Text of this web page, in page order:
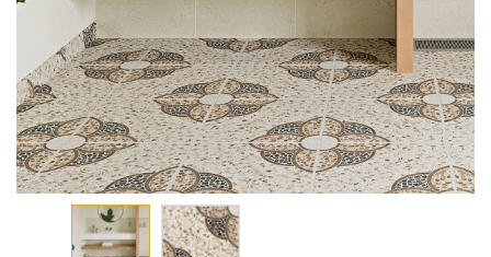
Lost password?